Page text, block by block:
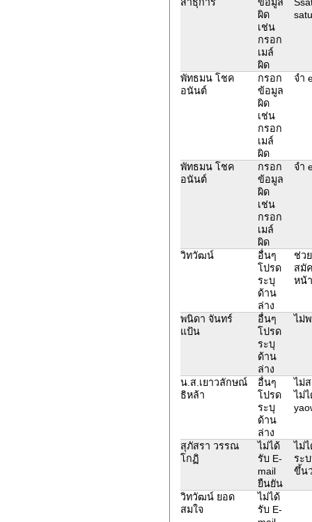
ผิด
เช่น
กรอก
เมล์
ผิด
พัทธมน โชค
อนันต์
กรอก
ข้อมูล
ผิด
เช่น
กรอก
เมล์
ผิด
จำ
พัทธมน โชค
อนันต์
กรอก
ข้อมูล
ผิด
เช่น
กรอก
เมล์
ผิด
จำ
วิทวัฒน์
อื่นๆ
โปรด
ระบุ
ด้าน
ล่าง
ช่ว
สมั
หน้
พนิดา จันทร์
แป้น
อื่นๆ
โปรด
ระบุ
ด้าน
ล่าง
ไม่
น.ส.เยาวลักษณ์
ธิหล้า
อื่นๆ
โปรด
ระบุ
ด้าน
ล่าง
ไม่
ไม่
สุภัสรา วรรณ
โกฏิ
ไม่ได้
รับ E-
mail
ยืนยัน
ไม่
ระ
ขึ้น
วิทวัฒน์ ยอด
สมใจ
ไม่ได้
รับ E-